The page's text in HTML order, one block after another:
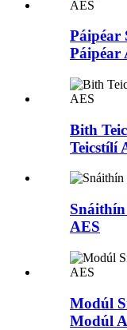
Páipéar
Páipéar
Bith
Teicstílí
AES
Modúl
Modúl